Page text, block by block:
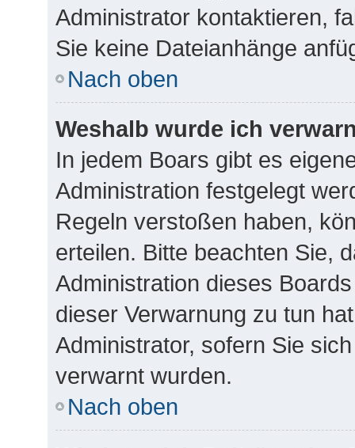
Administrator kontaktieren,
Sie keine Dateianhänge
Nach oben
Weshalb wurde ich
In jedem Boars gibt es
Administration festgelegt
Regeln verstoßen haben,
erteilen. Bitte beachten Sie,
Administration dieses
dieser Verwarnung zu tun
Administrator, sofern Sie
verwarnt wurden.
Nach oben